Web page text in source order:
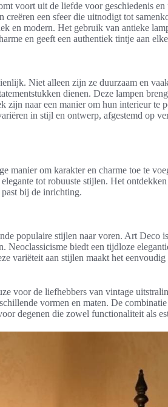
voort uit de liefde voor geschiedenis
creëren een sfeer die uitnodigt tot
en modern. Het gebruik van antieke
en geeft een authentiek tintje aan
Niet alleen zijn ze duurzaam en
dienen. Deze lampen
zijn naar een manier om hun interieur te
in stijl en ontwerp, afgestemd op
manier om karakter en charme toe te
tot robuuste stijlen. Het
bij de inrichting.
populaire stijlen naar voren. Art Deco
Neoclassicisme biedt een tijdloze
variëteit aan stijlen maakt het eenvoudig
voor de liefhebbers van vintage
vormen en maten. De
degenen die zowel functionaliteit als